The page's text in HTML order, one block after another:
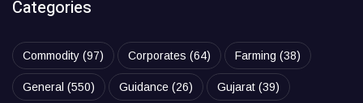
Categories
Commodity (97) Corporates (64) Farming (38)
General (550) Guidance (26) Gujarat (39)